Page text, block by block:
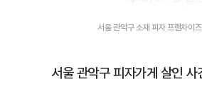
서울 관악구 소재 피자 프랜차이
서울 관악구 피자가게 살인